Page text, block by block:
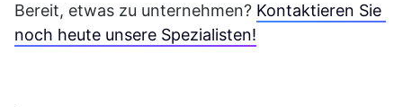
Bereit, etwas zu unternehmen? Kontaktieren Sie
noch heute unsere Spezialisten!